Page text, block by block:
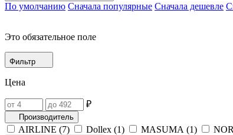
По умолчанию Сначала популярные Сначала дешевле
Это обязательное поле
Фильтр
Цена
₽
Производитель
AIRLINE (7) Dollex (1) MASUMA (1)